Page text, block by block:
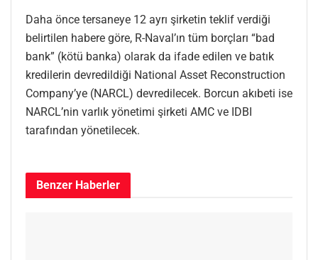
Daha önce tersaneye 12 ayrı şirketin teklif verdiği
belirtilen habere göre, R-Naval’ın tüm borçları “bad
bank” (kötü banka) olarak da ifade edilen ve batık
kredilerin devredildiği National Asset Reconstruction
Company’ye (NARCL) devredilecek. Borcun akıbeti ise
NARCL’nin varlık yönetimi şirketi AMC ve IDBI
tarafından yönetilecek.
Benzer Haberler